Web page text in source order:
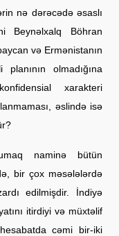
nə dərəcədə əsaslı
Beynəlxalq Böhran
və Ermənistanın
olmadığına
xarakteri
əslində isə
naminə bütün
bir çox məsələlərdə
edilmişdir. İndiyə
itirdiyi və müxtəlif
cəmi bir-iki